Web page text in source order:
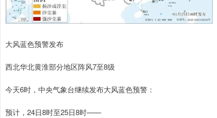
大风蓝色预警发布
西北华北黄淮部分地区阵风7至8级
今天6时，中央气象台继续发布大风蓝色预警：
预计，24日8时至25日8时——